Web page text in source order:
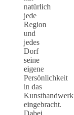
natürlich
jede
Region
und
jedes
Dorf
seine
eigene
Persönlichkeit
in das
Kunsthandwerk
eingebracht.